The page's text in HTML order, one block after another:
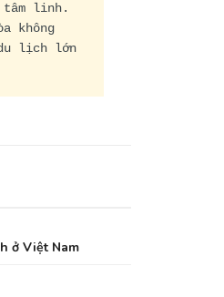
tâm linh.
không
lịch lớn
ở Việt Nam